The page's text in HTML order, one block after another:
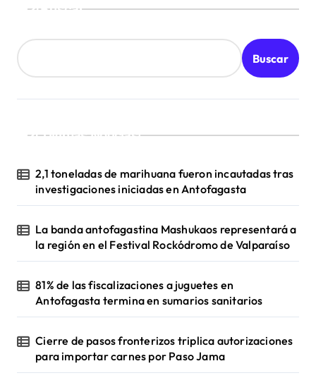
Buscar
Buscar
¡Ultimas Noticias!
2,1 toneladas de marihuana fueron incautadas tras
investigaciones iniciadas en Antofagasta
La banda antofagastina Mashukaos representará a
la región en el Festival Rockódromo de Valparaíso
81% de las fiscalizaciones a juguetes en
Antofagasta termina en sumarios sanitarios
Cierre de pasos fronterizos triplica autorizaciones
para importar carnes por Paso Jama